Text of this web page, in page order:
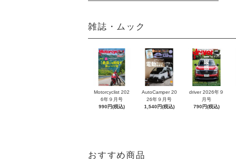
雑誌・ムック
Motorcyclist 202
6年９月号
990円(税込)
AutoCamper 20
26年９月号
1,540円(税込)
driver 2026年９
月号
790円(税込)
おすすめ商品